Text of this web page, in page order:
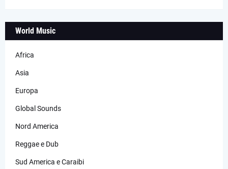
World Music
Africa
Asia
Europa
Global Sounds
Nord America
Reggae e Dub
Sud America e Caraibi